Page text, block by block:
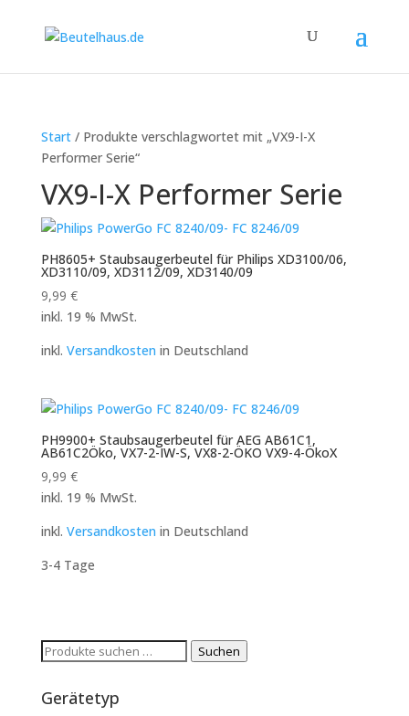
Start/ Produkte verschlagwortet mit „VX9-I-X
Performer Serie“
VX9-I-X Performer Serie
PH8605+ Staubsaugerbeutel für Philips XD3100/06,
XD3110/09, XD3112/09, XD3140/09
9,99 €
inkl. 19 % MwSt.
inkl. Versandkosten in Deutschland
PH9900+ Staubsaugerbeutel für AEG AB61C1,
AB61C2Öko, VX7-2-IW-S, VX8-2-ÖKO VX9-4-ÖkoX
9,99 €
inkl. 19 % MwSt.
inkl. Versandkosten in Deutschland
3-4 Tage
Suchen
Suchen
Gerätetyp